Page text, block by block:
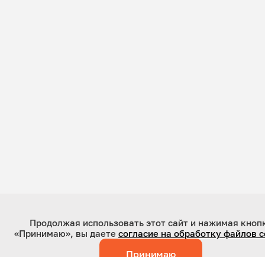
Продолжая использовать этот сайт и нажимая
«Принимаю», вы даете согласие на обработку файлов
Принимаю